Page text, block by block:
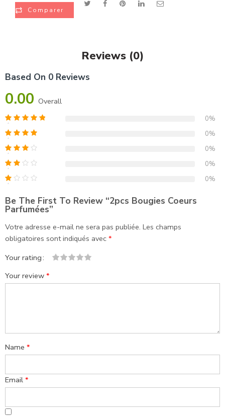
Comparer
Reviews (0)
Based On 0 Reviews
0.00 Overall
0%
0%
0%
0%
0%
Be The First To Review “2pcs Bougies Coeurs
Parfumées”
Votre adresse e-mail ne sera pas publiée. Les champs
obligatoires sont indiqués avec *
Your rating
Your review *
Name *
Email *